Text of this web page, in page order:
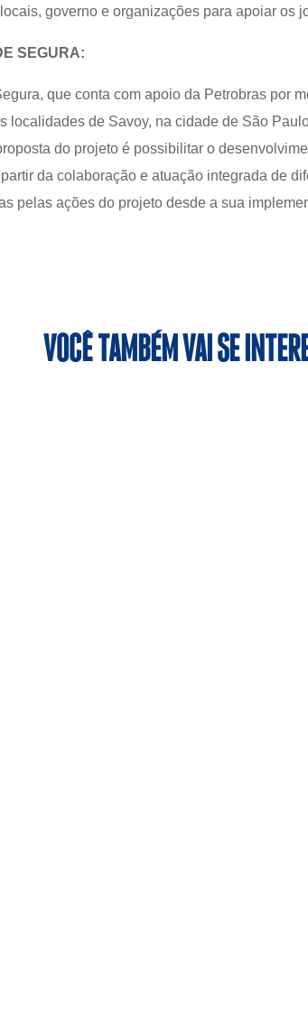
governo e organizações para apoiar os
SEGURA:
que conta com apoio da Petrobras por
localidades de Savoy, na cidade de São
do projeto é possibilitar o
da colaboração e atuação integrada de
pelas ações do projeto desde a sua
VOCÊ TAMBÉM VAI SE